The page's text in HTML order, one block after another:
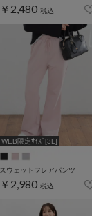
￥2,480 税込
WEB限定ｻｲｽﾞ[3L]
スウェットフレアパンツ
￥2,980 税込